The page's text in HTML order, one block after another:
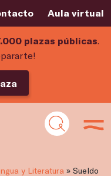
Aula virtual
plazas públicas.
y Literatura » Sueldo